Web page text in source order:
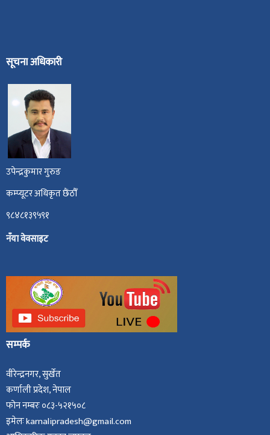
सूचना अधिकारी
उपेन्द्रकुमार गुरुङ
कम्प्यूटर अधिकृत छैंठौँ
९८४८१३९५९१
नँया वेवसाइट
सम्पर्क
वीरेन्द्रनगर, सुर्खेत
कर्णाली प्रदेश, नेपाल
फोन नम्बरः ०८३-५२१५०८
इमेलः karnalipradesh@gmail.com